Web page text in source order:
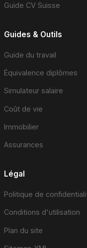
Guide CV Suisse
Guides & Outils
Guide du travail
Équivalence diplômes
Simulateur salaire
Coût de vie
Immobilier
Assurances
Légal
Politique de
Conditions d'utilisation
Plan du site